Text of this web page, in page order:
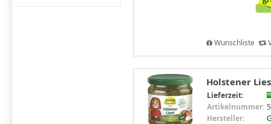
Wunschliste
Holstener
Lieferzeit:
Artikelnummer:
Hersteller: